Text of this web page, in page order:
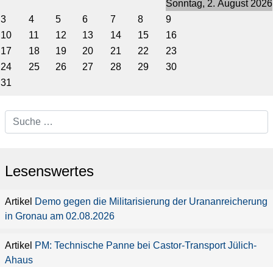
Sonntag, 2. August 2026
3
4 5 6 7 8
9
10
11 12 13 14 15
16
17
18 19 20 21 22
23
24
25 26 27 28 29
30
31
Lesenswertes
Demo gegen die Militarisierung der Urananreicherung
in Gronau am 02.08.2026
PM: Technische Panne bei Castor-Transport Jülich-
Ahaus